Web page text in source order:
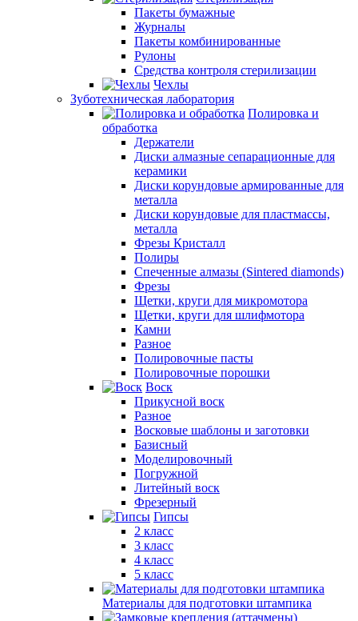
Пакеты бумажные
Журналы
Пакеты комбинированные
Рулоны
Средства контроля стерилизации
Чехлы
Зуботехническая лаборатория
Полировка и
обработка
Держатели
Диски алмазные сепарационные для
керамики
Диски корундовые армированные для
металла
Диски корундовые для пластмассы,
металла
Фрезы Кристалл
Полиры
Спеченные алмазы (Sintered diamonds)
Фрезы
Щетки, круги для микромотора
Щетки, круги для шлифмотора
Камни
Разное
Полировочные пасты
Полировочные порошки
Воск
Прикусной воск
Разное
Восковые шаблоны и заготовки
Базисный
Моделировочный
Погружной
Литейный воск
Фрезерный
Гипсы
2 класс
3 класс
4 класс
5 класс
Материалы для подготовки штампика